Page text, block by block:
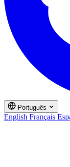
Português
English Français